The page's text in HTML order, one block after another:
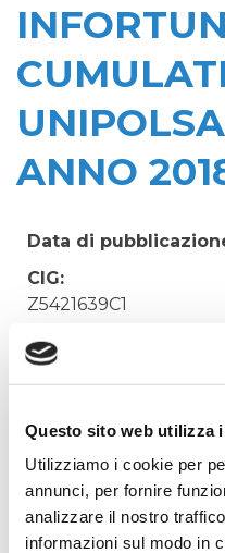
Questo sito web utilizza
Utilizziamo i cookie per
annunci, per fornire
analizzare il nostro
informazioni sul modo in
ANNO
Data di
CIG:
Z5421639C1
Struttura proponente:
'Irisacqua srl P.I./C.F.
Oggetto:
N.10 - POLIZZA
UNIPOLSAI-
Elenco operatori